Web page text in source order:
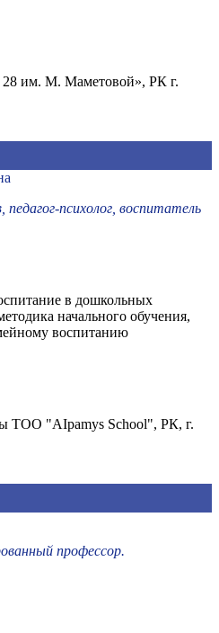
им. М. Маметовой», РК г.
педагог-психолог, воспитатель
в дошкольных
начального обучения,
воспитанию
ТОО "AIpamys School", РК, г.
профессор.